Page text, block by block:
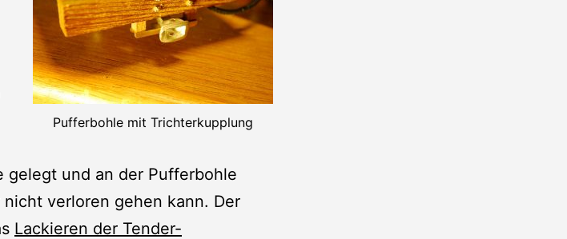
Pufferbohle mit Trichterkupplung
gelegt und an der Pufferbohle
verloren gehen kann. Der
Lackieren der Tender-